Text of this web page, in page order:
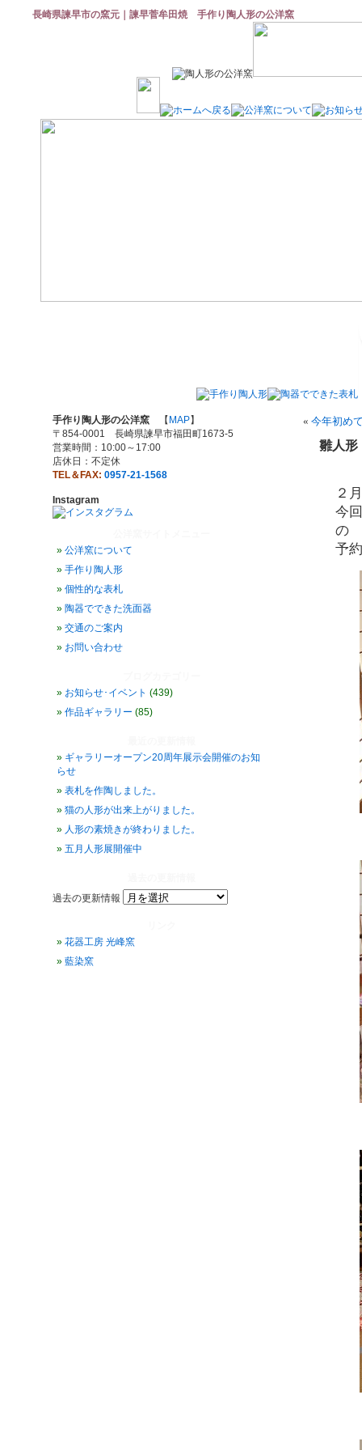
長崎県諫早市の窯元｜諫早菅牟田焼 手作り陶人形の公洋窯
手作り陶人形の公洋窯 【 MAP】
〒854-0001 長崎県諫早市福田町1673-5
営業時間：10:00～17:00
店休日：不定休
TEL＆FAX: 0957-21-1568
Instagram
公洋窯について
手作り陶人形
個性的な表札
陶器でできた洗面器
交通のご案内
お問い合わせ
お知らせ･イベント (439)
作品ギャラリー (85)
ギャラリーオープン20周年展示会開催のお知
らせ
表札を作陶しました。
猫の人形が出来上がりました。
人形の素焼きが終わりました。
五月人形展開催中
過去の更新情報
花器工房 光峰窯
藍染窯
« 今年初め
雛人形
２
今
の
予